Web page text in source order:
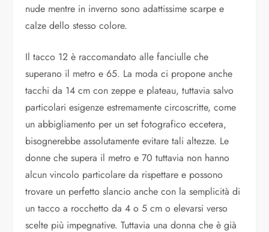
nude mentre in inverno sono adattissime scarpe e
calze dello stesso colore.
Il tacco 12 è raccomandato alle fanciulle che
superano il metro e 65. La moda ci propone anche
tacchi da 14 cm con zeppe e plateau, tuttavia salvo
particolari esigenze estremamente circoscritte, come
un abbigliamento per un set fotografico eccetera,
bisognerebbe assolutamente evitare tali altezze. Le
donne che supera il metro e 70 tuttavia non hanno
alcun vincolo particolare da rispettare e possono
trovare un perfetto slancio anche con la semplicità di
un tacco a rocchetto da 4 o 5 cm o elevarsi verso
scelte più impegnative. Tuttavia una donna che è già